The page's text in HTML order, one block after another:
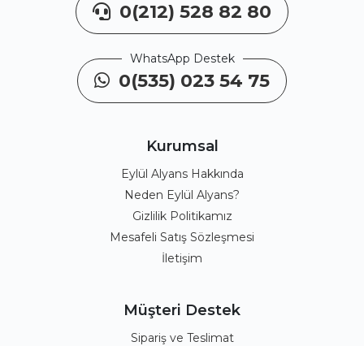
0(212) 528 82 80
WhatsApp Destek
0(535) 023 54 75
Kurumsal
Eylül Alyans Hakkında
Neden Eylül Alyans?
Gizlilik Politikamız
Mesafeli Satış Sözleşmesi
İletişim
Müşteri Destek
Sipariş ve Teslimat